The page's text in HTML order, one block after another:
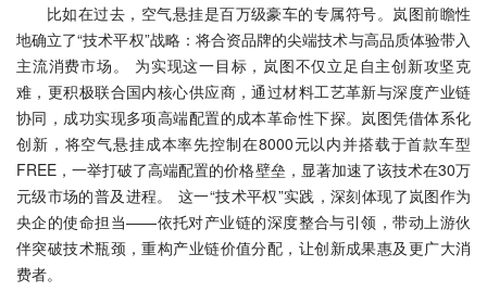
比如在过去，空气悬挂是百万级豪车的专属符号。岚图前瞻性
地确立了“技术平权”战略：将合资品牌的尖端技术与高品质体验带入
主流消费市场。 为实现这一目标，岚图不仅立足自主创新攻坚克
难，更积极联合国内核心供应商，通过材料工艺革新与深度产业链
协同，成功实现多项高端配置的成本革命性下探。岚图凭借体系化
创新，将空气悬挂成本率先控制在8000元以内并搭载于首款车型
FREE，一举打破了高端配置的价格壁垒，显著加速了该技术在30万
元级市场的普及进程。 这一“技术平权”实践，深刻体现了岚图作为
央企的使命担当——依托对产业链的深度整合与引领，带动上游伙
伴突破技术瓶颈，重构产业链价值分配，让创新成果惠及更广大消
费者。